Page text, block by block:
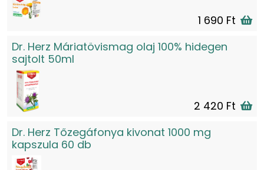
1 690 Ft
Dr. Herz Máriatövismag olaj 100% hidegen
sajtolt 50ml
2 420 Ft
Dr. Herz Tőzegáfonya kivonat 1000 mg
kapszula 60 db